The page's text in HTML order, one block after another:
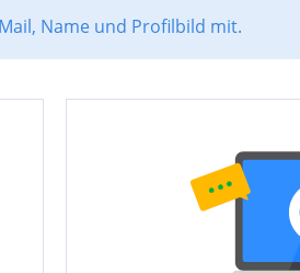
Name und Profilbild mit.